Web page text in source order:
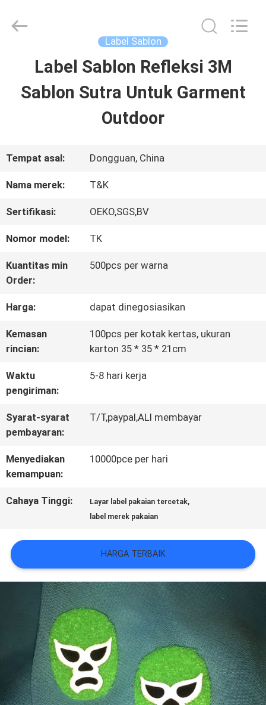
RUMAH
TENTANG
KITA
WISATA
PABRIK
KUALITAS
KAMI
BERITA
SEMUA
KASUS
VR
SHOW
SITEMAP
KEBIJAKAN
PRIVASI
Garment
Accessories
Label Sablon
Label Sablon Refleksi 3M
Sablon Sutra Untuk Garment
Outdoor
Tempat asal: Dongguan, China
Nama merek: T&K
Sertifikasi: OEKO,SGS,BV
Nomor model: TK
Kuantitas min
Order:
500pcs per warna
Harga: dapat dinegosiasikan
Kemasan
rincian:
100pcs per kotak kertas, ukuran
karton 35 * 35 * 21cm
Waktu
pengiriman:
5-8 hari kerja
Syarat-syarat
pembayaran:
T/T,paypal,ALI membayar
Menyediakan
kemampuan:
10000pce per hari
Cahaya Tinggi: Layar label pakaian tercetak,
label merek pakaian
HARGA TERBAIK